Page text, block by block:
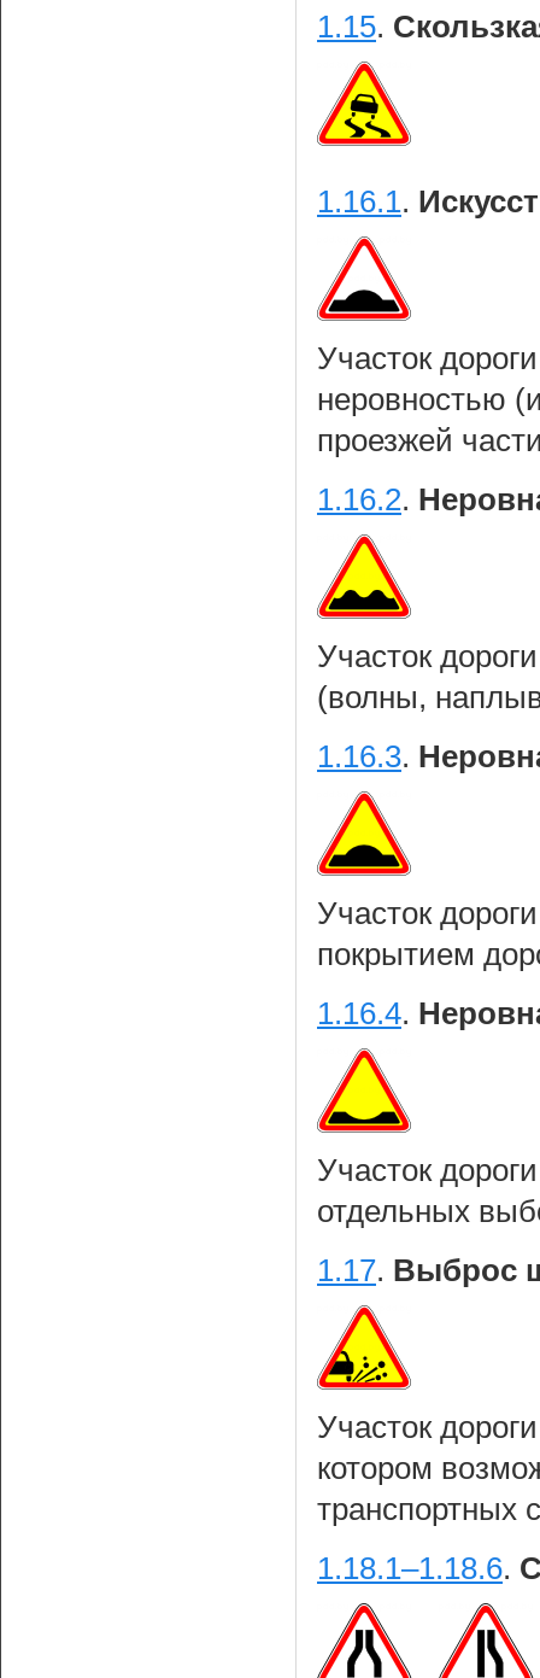
1.15.
1.16.1.
Участок
неровностью
проезжей
1.16.2.
Участок
(волны,
1.16.3.
Участок
покрытием
1.16.4.
Участок
отдельных
1.17. Выброс
Участок
котором
транспортных
1.18.1–1.18.6.